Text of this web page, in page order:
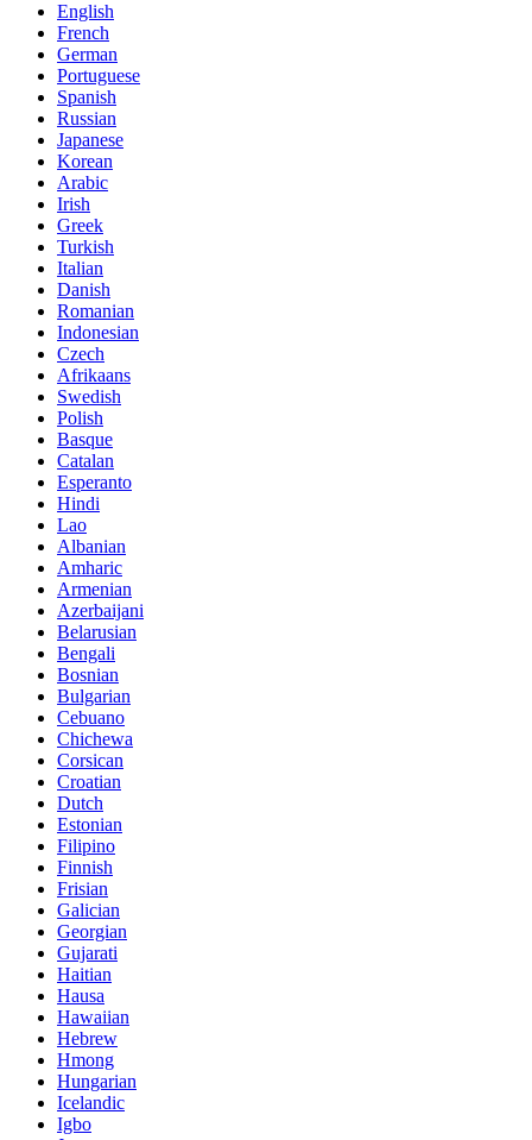
English
French
German
Portuguese
Spanish
Russian
Japanese
Korean
Arabic
Irish
Greek
Turkish
Italian
Danish
Romanian
Indonesian
Czech
Afrikaans
Swedish
Polish
Basque
Catalan
Esperanto
Hindi
Lao
Albanian
Amharic
Armenian
Azerbaijani
Belarusian
Bengali
Bosnian
Bulgarian
Cebuano
Chichewa
Corsican
Croatian
Dutch
Estonian
Filipino
Finnish
Frisian
Galician
Georgian
Gujarati
Haitian
Hausa
Hawaiian
Hebrew
Hmong
Hungarian
Icelandic
Igbo